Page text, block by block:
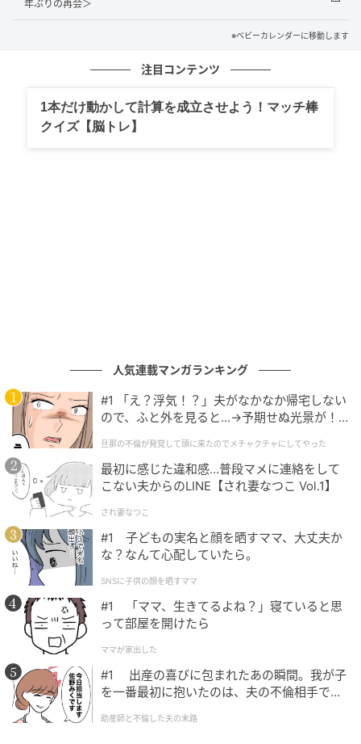
した。幸い、お店の方は「気にしないでください」と
ほっとしたのも束の間、車へ戻ると彼の姿がありませ
ひと言。私は思わず、「えっ、車はどうするの？」と
聞き返しましたが、彼は「そっちで何とかして」と言
行動を見て、「この人とは一緒に歩んでいけない」と
感じたのです。
この出来事を通して、「トラブルが起きたときこそ、
その人の本当の姿が見える」という言葉の意味を、身
をもって知りました。
著者：水瀬こはく／20代女性。恋愛・ライフスタイ
ル・金融・ITなど幅広いジャンルを執筆するライタ
ー。
※ベビーカレンダーが独自に実施したアンケートで集
めた読者様の体験談をもとに記事化しています（回答
時期：2026年1月）
※AI生成画像を使用しています
ムーンカレンダー編集室では、女性の体を知って、毎
月をもっとラクに快適に、女性の一生をサポートする
年ぶりの再会＞
※ベビーカレンダーに移動します
注目コンテンツ
1本だけ動かして計算を成立させよう！マッチ棒
クイズ【脳トレ】
人気連載マンガランキング
#1 「え？浮気！？」夫がなかなか帰宅しない
ので、ふと外を見ると…→予期せぬ光景が！
クチャにしてやった
旦那の不倫が発覚して頭に来たのでメチャクチャにしてやった
最初に感じた違和感…普段マメに連絡をして
こない夫からのLINE【され妻なつこ Vol.1】
され妻なつこ
#1 子どもの実名と顔を晒すママ、大丈夫か
な？なんて心配していたら。
SNSに子供の顔を晒すママ
#1 「ママ、生きてるよね？」寝ていると思
って部屋を開けたら
ママが家出した
#1 出産の喜びに包まれたあの瞬間。我が子
を一番最初に抱いたのは、夫の不倫相手でし
助産師と不倫した夫の末路